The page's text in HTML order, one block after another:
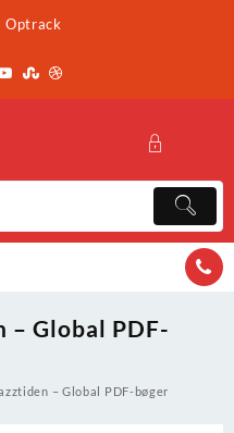
Optrack
Global PDF-
– Global PDF-bøger